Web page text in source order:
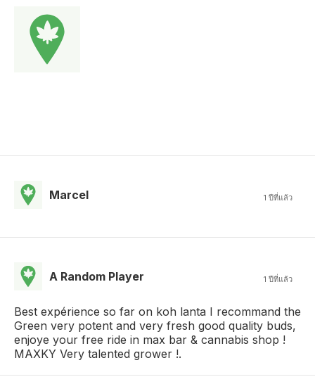
Marcel 1 ปีที่แล้ว
A Random Player 1 ปีที่แล้ว
Best expérience so far on koh lanta I recommand the
Green very potent and very fresh good quality buds,
enjoye your free ride in max bar & cannabis shop !
MAXKY Very talented grower !.